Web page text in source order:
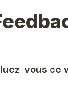
vous ce